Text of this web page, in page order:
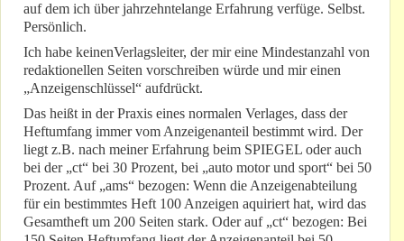
auf dem ich über jahrzehntelange Erfahrung verfüge. Selbst.
Persönlich.
Ich habe keinenVerlagsleiter, der mir eine Mindestanzahl von
redaktionellen Seiten vorschreiben würde und mir einen
„Anzeigenschlüssel“ aufdrückt.
Das heißt in der Praxis eines normalen Verlages, dass der
Heftumfang immer vom Anzeigenanteil bestimmt wird. Der
liegt z.B. nach meiner Erfahrung beim SPIEGEL oder auch
bei der „ct“ bei 30 Prozent, bei „auto motor und sport“ bei 50
Prozent. Auf „ams“ bezogen: Wenn die Anzeigenabteilung
für ein bestimmtes Heft 100 Anzeigen aquiriert hat, wird das
Gesamtheft um 200 Seiten stark. Oder auf „ct“ bezogen: Bei